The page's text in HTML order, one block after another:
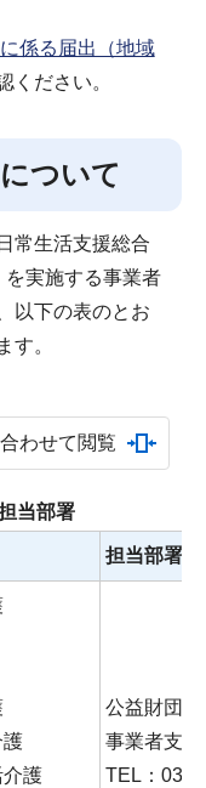
係る届出（地域
ください。
ついて
常生活支援総合
実施する事業者
以下の表のとお
す。
わせて閲覧
当部署
担当部署
護
介護
公益財団
事業者支
TEL：03-